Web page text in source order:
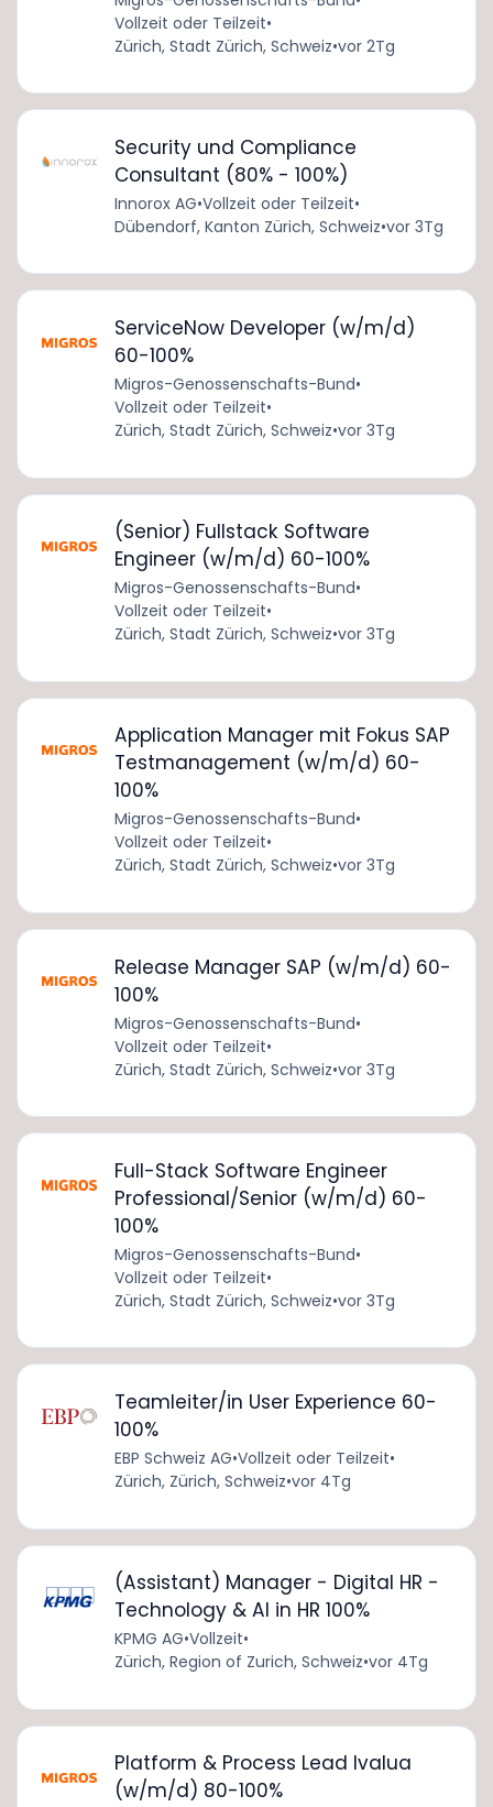
Vollzeit oder Teilzeit•
Zürich, Stadt Zürich, Schweiz•vor 2Tg
Security und Compliance
Consultant (80% - 100%)
Innorox AG•Vollzeit oder Teilzeit•
Dübendorf, Kanton Zürich, Schweiz•vor 3Tg
ServiceNow Developer (w/m/d)
60-100%
Migros-Genossenschafts-Bund•
Vollzeit oder Teilzeit•
Zürich, Stadt Zürich, Schweiz•vor 3Tg
(Senior) Fullstack Software
Engineer (w/m/d) 60-100%
Migros-Genossenschafts-Bund•
Vollzeit oder Teilzeit•
Zürich, Stadt Zürich, Schweiz•vor 3Tg
Application Manager mit Fokus SAP
Testmanagement (w/m/d) 60-
100%
Migros-Genossenschafts-Bund•
Vollzeit oder Teilzeit•
Zürich, Stadt Zürich, Schweiz•vor 3Tg
Release Manager SAP (w/m/d) 60-
100%
Migros-Genossenschafts-Bund•
Vollzeit oder Teilzeit•
Zürich, Stadt Zürich, Schweiz•vor 3Tg
Full-Stack Software Engineer
Professional/Senior (w/m/d) 60-
100%
Migros-Genossenschafts-Bund•
Vollzeit oder Teilzeit•
Zürich, Stadt Zürich, Schweiz•vor 3Tg
Teamleiter/in User Experience 60-
100%
EBP Schweiz AG•Vollzeit oder Teilzeit•
Zürich, Zürich, Schweiz•vor 4Tg
(Assistant) Manager - Digital HR -
Technology & AI in HR 100%
KPMG AG•Vollzeit•
Zürich, Region of Zurich, Schweiz•vor 4Tg
Platform & Process Lead Ivalua
(w/m/d) 80-100%